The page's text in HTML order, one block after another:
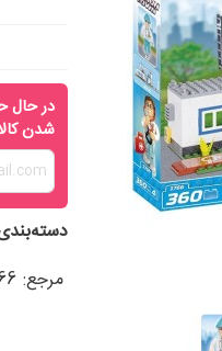
در حال
شدن
مرجع: